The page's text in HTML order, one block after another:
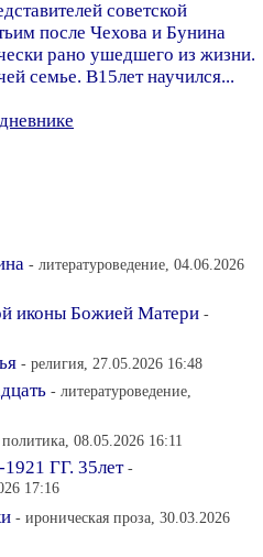
советской
после Чехова и Бунина
рано ушедшего из жизни.
семье. В15лет научился...
- литературоведение, 04.06.2026
иконы Божией Матери -
- религия, 27.05.2026 16:48
- литературоведение,
08.05.2026 16:11
ГГ. 35лет -
17:16
- ироническая проза, 30.03.2026